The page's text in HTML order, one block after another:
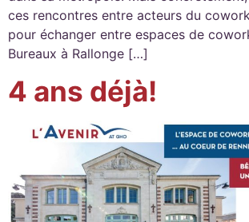
ces rencontres entre acteurs du
pour échanger entre espaces de
Bureaux à Rallonge […]
4 ans déjà!